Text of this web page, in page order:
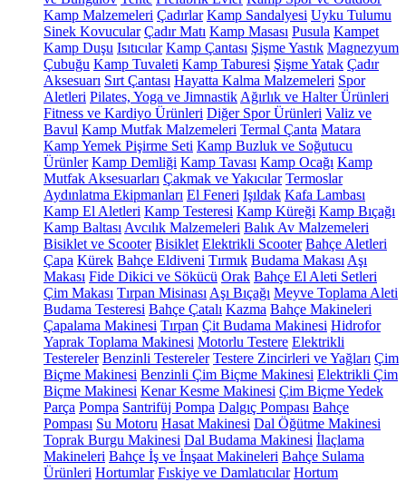
Kamp Malzemeleri Çadırlar Kamp Sandalyesi Uyku Tulumu
Sinek Kovucular Çadır Matı Kamp Masası Pusula Kampet
Kamp Duşu Isıtıcılar Kamp Çantası Şişme Yastık Magnezyum
Çubuğu Kamp Tuvaleti Kamp Taburesi Şişme Yatak Çadır
Aksesuarı Sırt Çantası Hayatta Kalma Malzemeleri Spor
Aletleri Pilates, Yoga ve Jimnastik Ağırlık ve Halter Ürünleri
Fitness ve Kardiyo Ürünleri Diğer Spor Ürünleri Valiz ve
Bavul Kamp Mutfak Malzemeleri Termal Çanta Matara
Kamp Yemek Pişirme Seti Kamp Buzluk ve Soğutucu
Ürünler Kamp Demliği Kamp Tavası Kamp Ocağı Kamp
Mutfak Aksesuarları Çakmak ve Yakıcılar Termoslar
Aydınlatma Ekipmanları El Feneri Işıldak Kafa Lambası
Kamp El Aletleri Kamp Testeresi Kamp Küreği Kamp Bıçağı
Kamp Baltası Avcılık Malzemeleri Balık Av Malzemeleri
Bisiklet ve Scooter Bisiklet Elektrikli Scooter Bahçe Aletleri
Çapa Kürek Bahçe Eldiveni Tırmık Budama Makası Aşı
Makası Fide Dikici ve Sökücü Orak Bahçe El Aleti Setleri
Çim Makası Tırpan Misinası Aşı Bıçağı Meyve Toplama Aleti
Budama Testeresi Bahçe Çatalı Kazma Bahçe Makineleri
Çapalama Makinesi Tırpan Çit Budama Makinesi Hidrofor
Yaprak Toplama Makinesi Motorlu Testere Elektrikli
Testereler Benzinli Testereler Testere Zincirleri ve Yağları Çim
Biçme Makinesi Benzinli Çim Biçme Makinesi Elektrikli Çim
Biçme Makinesi Kenar Kesme Makinesi Çim Biçme Yedek
Parça Pompa Santrifüj Pompa Dalgıç Pompası Bahçe
Pompası Su Motoru Hasat Makinesi Dal Öğütme Makinesi
Toprak Burgu Makinesi Dal Budama Makinesi İlaçlama
Makineleri Bahçe İş ve İnşaat Makineleri Bahçe Sulama
Ürünleri Hortumlar Fıskiye ve Damlatıcılar Hortum